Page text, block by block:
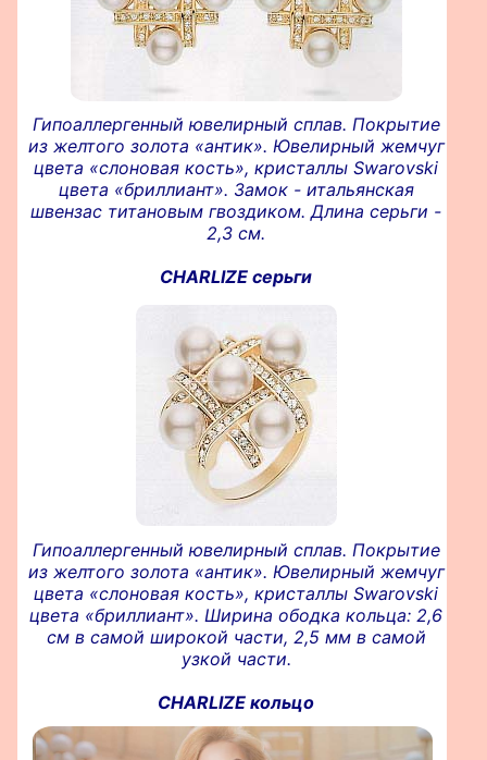
Гипоаллергенный ювелирный сплав. Покрытие
из желтого золота «антик». Ювелирный жемчуг
цвета «слоновая кость», кристаллы Swarovski
цвета «бриллиант». Замок - итальянская
швензас титановым гвоздиком. Длина серьги -
2,3 см.
CHARLIZE серьги
Гипоаллергенный ювелирный сплав. Покрытие
из желтого золота «антик». Ювелирный жемчуг
цвета «слоновая кость», кристаллы Swarovski
цвета «бриллиант». Ширина ободка кольца: 2,6
см в самой широкой части, 2,5 мм в самой
узкой части.
CHARLIZE кольцо